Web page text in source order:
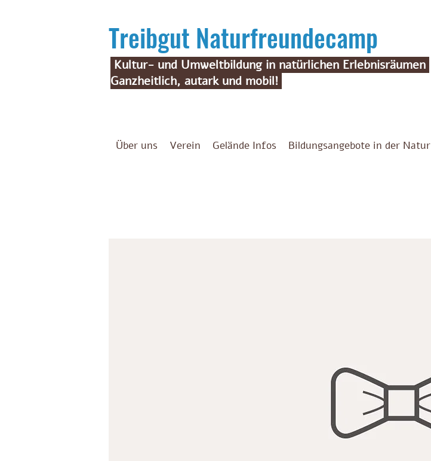
Treibgut Naturfreundecamp
Kultur- und Umweltbildung in natürlichen Erlebnisräumen
Ganzheitlich, autark und mobil!
Über uns Verein Gelände Infos Bildungsangebote in der Natur